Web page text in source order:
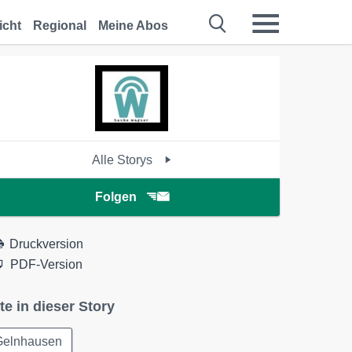
Regional Meine Abos
Alle Storys
Folgen
Druckversion
PDF-Version
in dieser Story